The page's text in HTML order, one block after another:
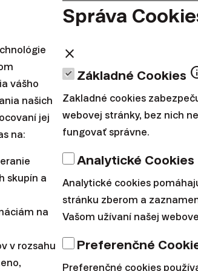
peňaženku
koľko zarábate, minúť celú výplatu,
v podobenstve preto navrhuje
to, aby z dlhodobého hľadiska
živote pravdepodobne ani nepocítite.
zarábate, odložte si aspoň 10 %
samostatný sporiaci účet a
samozrejme, neprinesie, no
odloženú sumu nedotknutú.
vášho
našich
jej
na:
skupín a
na
v rozsahu
Správa
close
Základné Cookies
Zakladné cookies
webovej stránky, bez nich
fungovať správne.
Analytické Cookies
Analytické cookies
stránku zberom a
Vašom užívaní našej
Preferenčné
Preferenčné cookies